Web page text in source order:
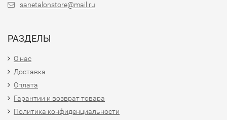
sanetalonstore@mail.ru
РАЗДЕЛЫ
О нас
Доставка
Оплата
Гарантии и возврат товара
Политика конфиденциальности